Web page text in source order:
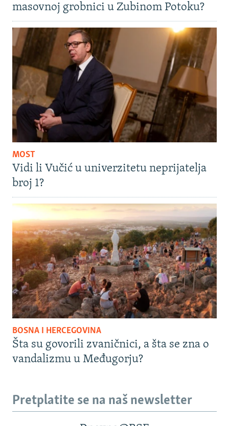
masovnoj grobnici u Zubinom Potoku?
MOST
Vidi li Vučić u univerzitetu neprijatelja
broj 1?
BOSNA I HERCEGOVINA
Šta su govorili zvaničnici, a šta se zna o
vandalizmu u Međugorju?
Pretplatite se na naš newsletter